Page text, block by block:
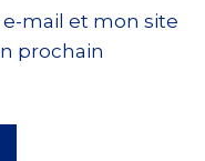
mail et mon site
prochain